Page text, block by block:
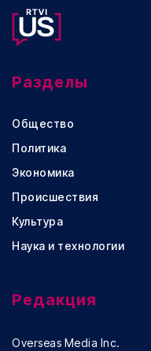
Разделы
Общество
Политика
Экономика
Происшествия
Культура
Наука и технологии
Редакция
Overseas Media Inc.